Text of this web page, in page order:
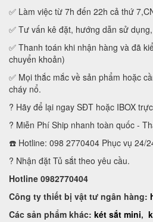
✅ Làm việc từ 7h đến 22h cả thứ
✅ Tư vấn kê đặt, hướng dẫn sử
✅ Thanh toán khi nhận hàng và đã
chuyển khoản)
✅ Mọi thắc mắc về sản phẩm hoặc
cháy nổ.
? Hãy để lại ngay SĐT hoặc IBOX
? Miễn Phí Ship nhanh toàn quốc -
☎️ Hotline: 098 2770404 Phục vụ 24/
? Nhận đặt Tủ sắt theo yêu cầu.
Hotline 0982770404
Công ty thiết bị vật tư ngân hàng:
Các sản phẩm khác: két sắt mini,